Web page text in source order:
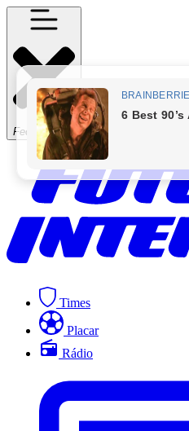
Fechar Menu
Times
Placar
Rádio